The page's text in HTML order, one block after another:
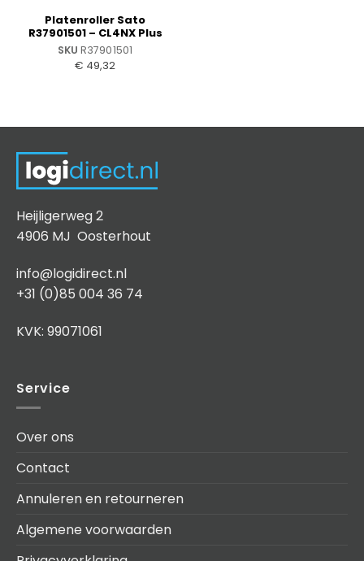
Platenroller Sato
R37901501 – CL4NX Plus
SKU R37901501
€ 49,32
Heijligerweg 2
4906 MJ Oosterhout
info@logidirect.nl
+31 (0)85 004 36 74
KVK: 99071061
Service
Over ons
Contact
Annuleren en retourneren
Algemene voorwaarden